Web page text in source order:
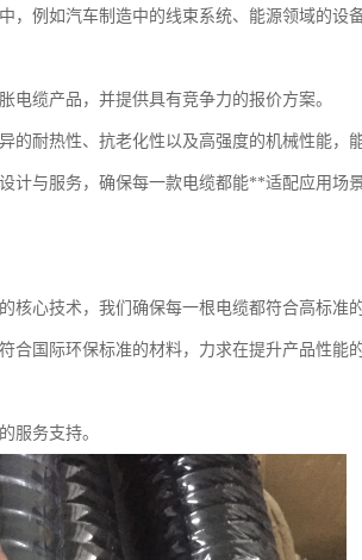
例如汽车制造中的线束系统、能源领域的设
电缆产品，并提供具有竞争力的报价方案。
耐热性、抗老化性以及高强度的机械性能，
计与服务，确保每一款电缆都能**适配应用场景
心技术，我们确保每一根电缆都符合高标准的
合国际环保标准的材料，力求在提升产品性能
服务支持。